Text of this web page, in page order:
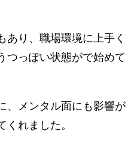
あり、職場環境に上手く
つっぽい状態がで始めて
、メンタル面にも影響が
くれました。